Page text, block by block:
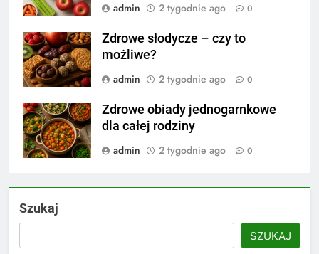
admin
2 tygodnie ago 0
Zdrowe słodycze – czy to
możliwe?
admin
2 tygodnie ago 0
Zdrowe obiady jednogarnkowe
dla całej rodziny
admin
2 tygodnie ago 0
Szukaj
SZUKAJ